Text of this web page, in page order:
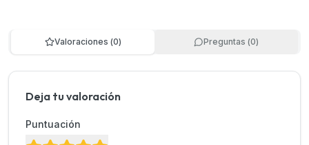
Valoraciones (0) Preguntas (0)
Deja tu valoración
Puntuación